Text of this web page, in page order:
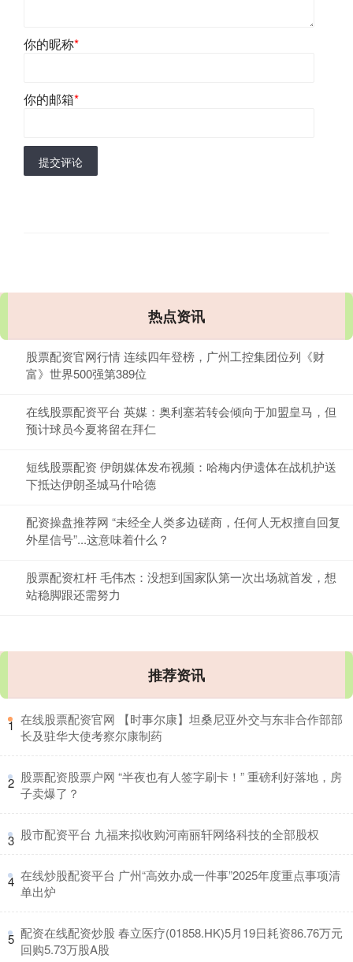
你的昵称*
你的邮箱*
提交评论
热点资讯
股票配资官网行情 连续四年登榜，广州工控集团位列《财
富》世界500强第389位
在线股票配资平台 英媒：奥利塞若转会倾向于加盟皇马，但
预计球员今夏将留在拜仁
短线股票配资 伊朗媒体发布视频：哈梅内伊遗体在战机护送
下抵达伊朗圣城马什哈德
配资操盘推荐网 “未经全人类多边磋商，任何人无权擅自回复
外星信号”...这意味着什么？
股票配资杠杆 毛伟杰：没想到国家队第一次出场就首发，想
站稳脚跟还需努力
推荐资讯
1 ​在线股票配资官网 【时事尔康】坦桑尼亚外交与东非合作部部
长及驻华大使考察尔康制药
2 ​股票配资股票户网 “半夜也有人签字刷卡！” 重磅利好落地，房
子卖爆了？
3 ​股市配资平台 九福来拟收购河南丽轩网络科技的全部股权
4 ​在线炒股配资平台 广州“高效办成一件事”2025年度重点事项清
单出炉
5 ​配资在线配资炒股 春立医疗(01858.HK)5月19日耗资86.76万元
回购5.73万股A股